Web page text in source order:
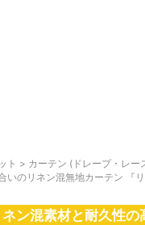
ト > カーテン (ドレープ・レー
いのリネン混無地カーテン
ン混素材と耐久性